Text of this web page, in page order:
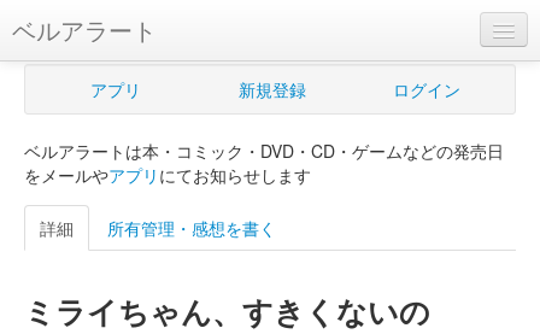
ベルアラート
ベルアラートとは
新規登録
ログイン
購入管理
アプリ 新規登録 ログイン
ベルアラートは本・コミック・DVD・CD・ゲームなどの発売日
をメールやアプリ にてお知らせします
詳細 所有管理・感想を書く
ミライちゃん、すきくないの